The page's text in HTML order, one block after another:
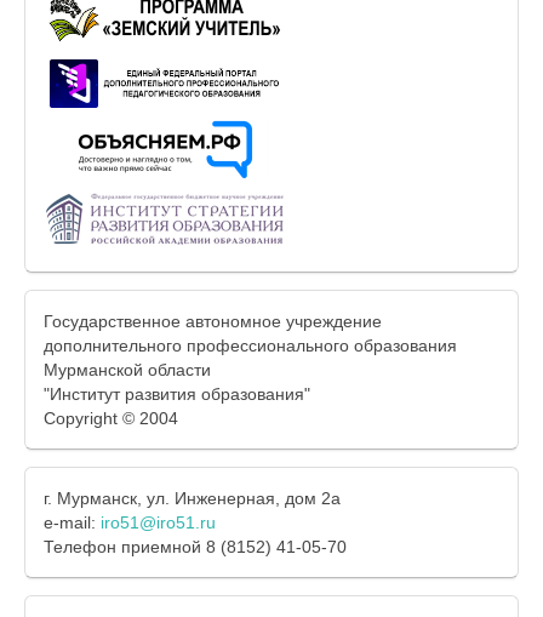
Государственное автономное учреждение
дополнительного профессионального образования
Мурманской области
"Институт развития образования"
Copyright © 2004
г. Мурманск, ул. Инженерная, дом 2а
e-mail: iro51@iro51.ru
Телефон приемной 8 (8152) 41-05-70